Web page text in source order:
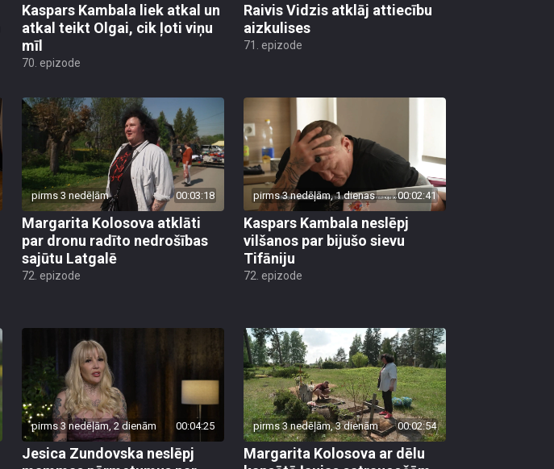
Kaspars Kambala liek atkal un
atkal teikt Olgai, cik ļoti viņu
mīl
70. epizode
Raivis Vidzis atklāj attiecību
aizkulises
71. epizode
pirms 3 nedēļām 00:03:18
Margarita Kolosova atklāti
par dronu radīto nedrošības
sajūtu Latgalē
72. epizode
pirms 3 nedēļām, 1 dienas 00:02:41
Kaspars Kambala neslēpj
vilšanos par bijušo sievu
Tifāniju
72. epizode
pirms 3 nedēļām, 2 dienām 00:04:25
Jesica Zundovska neslēpj
pirms 3 nedēļām, 3 dienām 00:02:54
Margarita Kolosova ar dēlu